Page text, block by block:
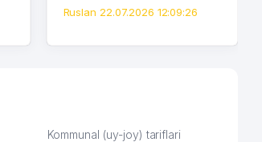
Ruslan 22.07.2026 12:09:26
Kommunal (uy-joy) tariflari